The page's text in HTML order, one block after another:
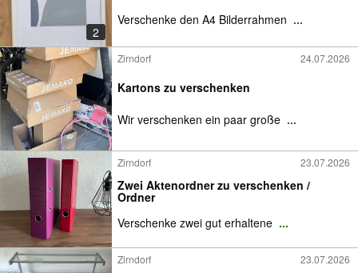
2
Verschenke den A4 Bilderrahmen ...
Zirndorf 24.07.2026
Kartons zu verschenken
Wir verschenken ein paar große ...
Zirndorf 23.07.2026
Zwei Aktenordner zu verschenken /
Ordner
Verschenke zwei gut erhaltene ...
Zirndorf 23.07.2026